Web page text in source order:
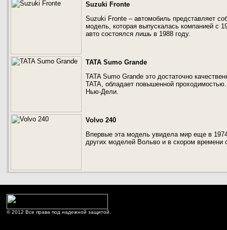
Suzuki Fronte
Suzuki Fronte – автомобиль представляет
модель, которая выпускалась компанией с
авто состоялся лишь в 1988 году.
TATA Sumo Grande
TATA Sumo Grande это достаточно
TATA, обладает повышенной
Нью-Дели.
Volvo 240
Впервые эта модель увидела мир еще в
других моделей Вольво и в скором времени
© 2012 Все права под надежной защитой.